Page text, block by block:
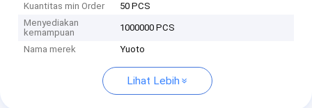
Kuantitas min Order
50 PCS
Menyediakan
kemampuan
1000000 PCS
Nama merek Yuoto
Lihat Lebih